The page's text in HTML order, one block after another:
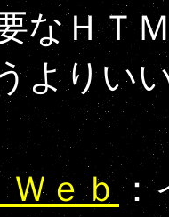
なＨＴ
よりい
ｅｂ：